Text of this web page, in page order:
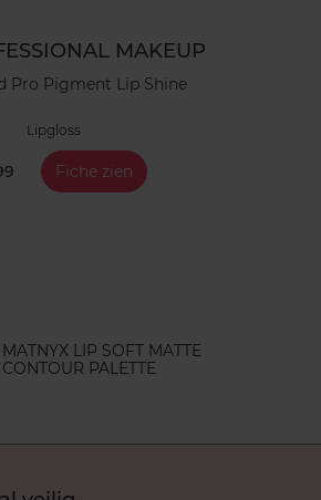
MAKEUP
Pro Pigment Lip Shine
Lipgloss
Fiche zien
NYX LIP SOFT MATTE
PALETTE